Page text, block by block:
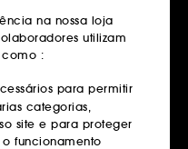
a 39€
na nossa loja
utilizam
como :
para permitir
categorias,
site e para proteger
o funcionamento